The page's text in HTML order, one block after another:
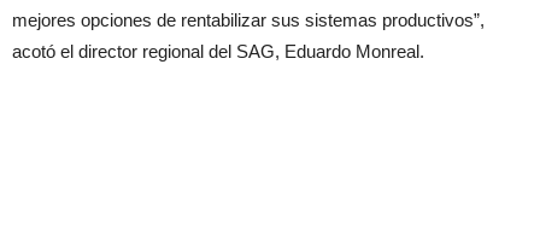
mejores opciones de rentabilizar sus sistemas productivos”,
acotó el director regional del SAG, Eduardo Monreal.